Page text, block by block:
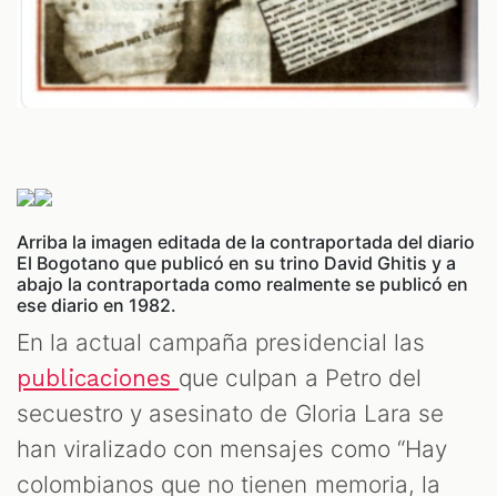
Arriba la imagen editada de la contraportada del diario
El Bogotano que publicó en su trino David Ghitis y a
abajo la contraportada como realmente se publicó en
ese diario en 1982.
En la actual campaña presidencial las
publicaciones que culpan a Petro del
secuestro y asesinato de Gloria Lara se
han viralizado con mensajes como “Hay
colombianos que no tienen memoria, la